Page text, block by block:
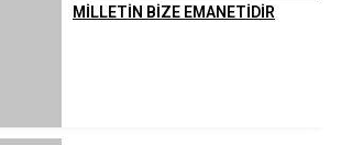
MİLLETİN BİZE EMANETİDİR